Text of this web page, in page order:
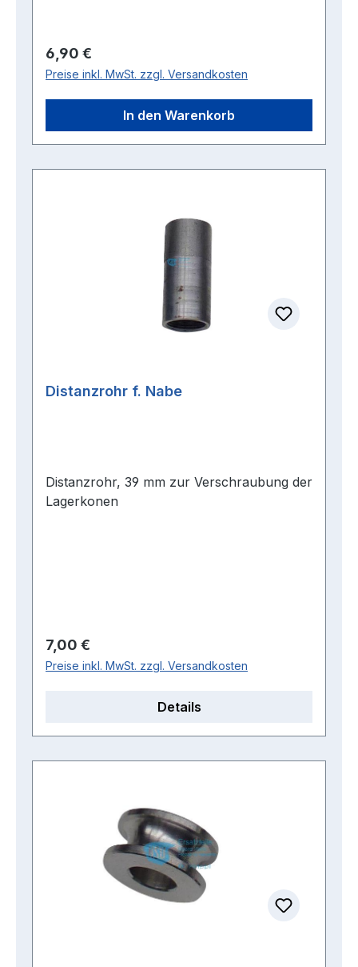
Regulärer Preis:
6,90 €
Preise inkl. MwSt. zzgl. Versandkosten
In den Warenkorb
Distanzrohr f. Nabe
Distanzrohr, 39 mm zur Verschraubung der
Lagerkonen
Regulärer Preis:
7,00 €
Preise inkl. MwSt. zzgl. Versandkosten
Details